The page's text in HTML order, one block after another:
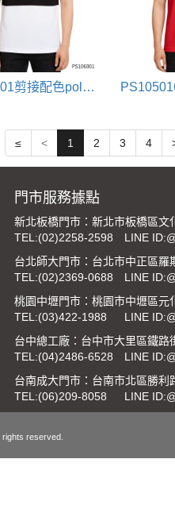
PS106001剪接配色polo衫
≤ < 1 2 3 4
門市服務據點
新北板橋門市：新北市板橋區文
TEL:(02)2258-2598
LINE
台北師大門市：台北市中正區羅
TEL:(02)2369-0688
LINE
桃園中壢門市：桃園市中壢區元
TEL:(03)422-1988
LINE
台中總工廠：台中市大里區鐵路
TEL:(04)2486-6528
LINE
台南成大門市：台南市北區勝利
TEL:(06)209-8058 LINE
reserved.